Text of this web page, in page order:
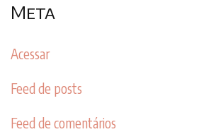
Meta
Acessar
Feed de posts
Feed de comentários